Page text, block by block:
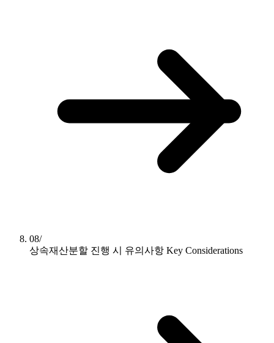
08/
상속재산분할 진행 시 유의사항 Key Considerations